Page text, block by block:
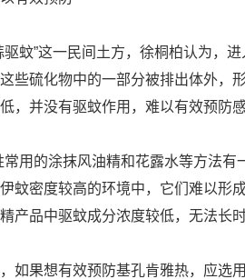
驱蚊”这一民间土方，徐桐柏认为，
些硫化物中的一部分被排出体外，
，并没有驱蚊作用，难以有效预防感
常用的涂抹风油精和花露水等方法
蚊密度较高的环境中，它们难以形
产品中驱蚊成分浓度较低，无法长
如果想有效预防基孔肯雅热，应选